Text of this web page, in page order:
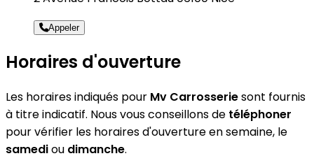
Appeler
Horaires d'ouverture
Les horaires indiqués pour Mv Carrosseriesont fournis
à titre indicatif. Nous vous conseillons de téléphoner
pour vérifier les horaires d'ouverture en semaine, le
samediou dimanche.